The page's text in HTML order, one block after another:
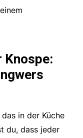
Knospe:
in der Küche
du, dass jeder